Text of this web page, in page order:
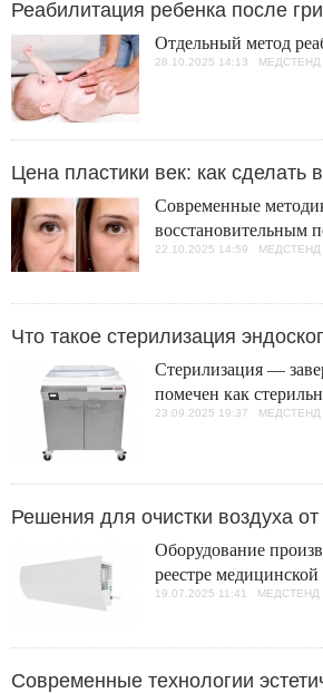
Реабилитация ребенка после
Отдельный метод
28.10.2025 14:13 МЕДСТЕНД
Цена пластики век: как
Современные
восстановительным
22.10.2025 14:59 МЕДСТЕНД
Что такое стерилизация
Стерилизация —
помечен как
23.09.2025 19:37 МЕДСТЕНД
Решения для очистки воздуха
Оборудование
реестре
19.07.2025 11:41 МЕДСТЕНД
Современные технологии